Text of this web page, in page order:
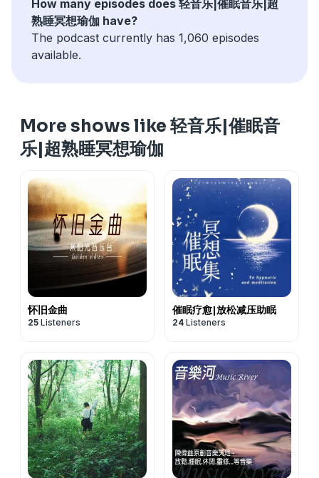
How many episodes does 轻音乐|催眠音乐|超
熟睡冥想瑜伽 have?
The podcast currently has 1,060 episodes
available.
More shows like 轻音乐|催眠音
乐|超熟睡冥想瑜伽
怀旧金曲
25 Listeners
催眠疗愈|放松减压助眠
24 Listeners